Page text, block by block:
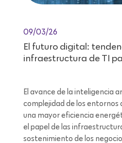
09/03/26
El futuro digital:
infraestructura de TI
El avance de la inteligencia
complejidad de los entornos
una mayor eficiencia
el papel de las
sostenimiento de los